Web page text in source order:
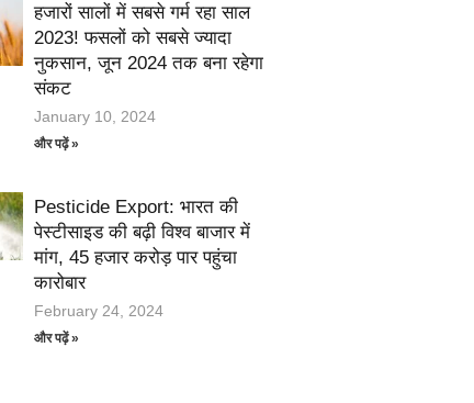
हजारों सालों में सबसे गर्म रहा साल
2023! फसलों को सबसे ज्यादा
नुकसान, जून 2024 तक बना रहेगा
संकट
January 10, 2024
और पढ़ें »
Pesticide Export: भारत की
पेस्टीसाइड की बढ़ी विश्व बाजार में
मांग, 45 हजार करोड़ पार पहुंचा
कारोबार
February 24, 2024
और पढ़ें »